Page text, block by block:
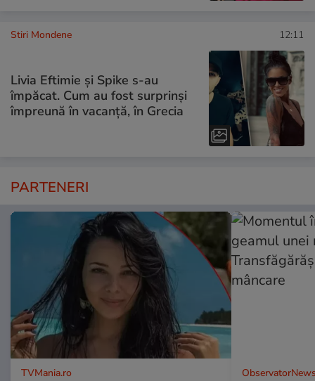
Stiri Mondene 12:11
Livia Eftimie și Spike s-au
împăcat. Cum au fost surprinși
împreună în vacanță, în Grecia
PARTENERI
TVMania.ro